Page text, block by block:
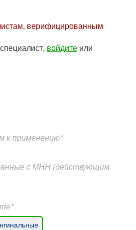
верифицированным
войдите или
к применению*
с МНН (действующим